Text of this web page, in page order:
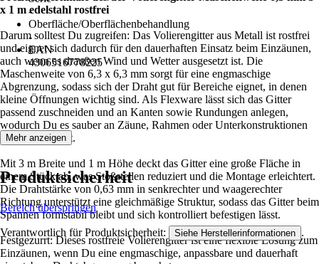
-
Oberfläche/Oberflächenbehandlung
-
EAN
4306516778225
x 1 m edelstahl rostfrei
Darum solltest Du zugreifen: Das Volierengitter aus Metall ist rostfrei
und eignet sich dadurch für den dauerhaften Einsatz beim Einzäunen,
auch wenn es draußen Wind und Wetter ausgesetzt ist. Die
Maschenweite von 6,3 x 6,3 mm sorgt für eine engmaschige
Abgrenzung, sodass sich der Draht gut für Bereiche eignet, in denen
kleine Öffnungen wichtig sind. Als Flexware lässt sich das Gitter
passend zuschneiden und an Kanten sowie Rundungen anlegen,
wodurch Du es sauber an Zäune, Rahmen oder Unterkonstruktionen
anpassen kannst.
Mit 3 m Breite und 1 m Höhe deckt das Gitter eine große Fläche in
einem Stück ab, was Stoßstellen reduziert und die Montage erleichtert.
Die Drahtstärke von 0,63 mm in senkrechter und waagerechter
Richtung unterstützt eine gleichmäßige Struktur, sodass das Gitter beim
Spannen formstabil bleibt und sich kontrolliert befestigen lässt.
Festgezurrt: Dieses rostfreie Volierengitter ist eine flexible Lösung zum
Einzäunen, wenn Du eine engmaschige, anpassbare und dauerhaft
Mehr anzeigen
Produktsicherheit
Bereich überspringen
Verantwortlich für Produktsicherheit: Siehe Herstellerinformationen .